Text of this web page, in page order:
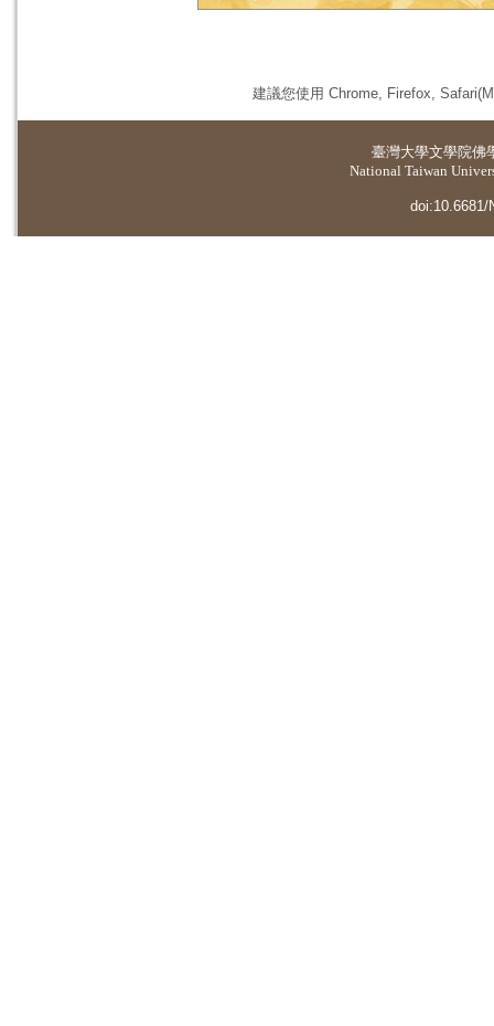
建議您使用 Chrome, Firefox,
臺灣大學文學院佛
National Taiwan
doi:10.6681/